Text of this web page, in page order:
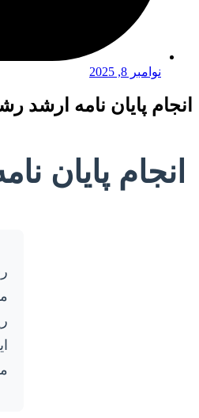
نوامبر 8, 2025
انجام پایان نامه
انجام پایان